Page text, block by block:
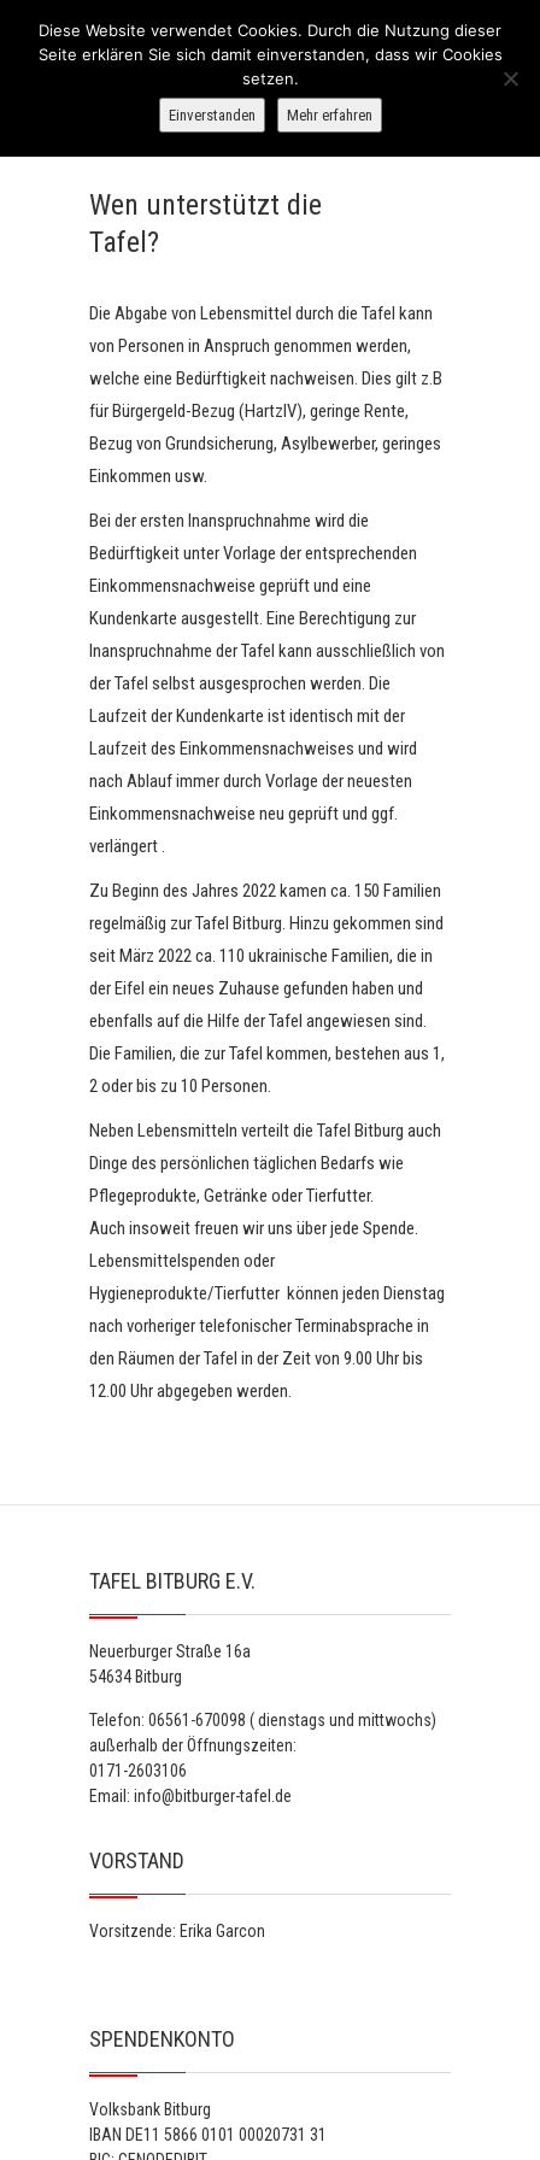
Tafel
Bitburg
Wen unterstützt die
Tafel?
Die Abgabe von Lebensmittel durch die Tafel kann
von Personen in Anspruch genommen werden,
welche eine Bedürftigkeit nachweisen. Dies gilt z.B
für Bürgergeld-Bezug (HartzIV), geringe Rente,
Bezug von Grundsicherung, Asylbewerber, geringes
Einkommen usw.
Bei der ersten Inanspruchnahme wird die
Bedürftigkeit unter Vorlage der entsprechenden
Einkommensnachweise geprüft und eine
Kundenkarte ausgestellt. Eine Berechtigung zur
Inanspruchnahme der Tafel kann ausschließlich von
der Tafel selbst ausgesprochen werden. Die
Laufzeit der Kundenkarte ist identisch mit der
Laufzeit des Einkommensnachweises und wird
nach Ablauf immer durch Vorlage der neuesten
Einkommensnachweise neu geprüft und ggf.
verlängert .
Zu Beginn des Jahres 2022 kamen ca. 150 Familien
regelmäßig zur Tafel Bitburg. Hinzu gekommen sind
seit März 2022 ca. 110 ukrainische Familien, die in
der Eifel ein neues Zuhause gefunden haben und
ebenfalls auf die Hilfe der Tafel angewiesen sind.
Die Familien, die zur Tafel kommen, bestehen aus 1,
2 oder bis zu 10 Personen.
Neben Lebensmitteln verteilt die Tafel Bitburg auch
Dinge des persönlichen täglichen Bedarfs wie
Pflegeprodukte, Getränke oder Tierfutter.
Auch insoweit freuen wir uns über jede Spende.
Lebensmittelspenden oder
Hygieneprodukte/Tierfutter können jeden Dienstag
nach vorheriger telefonischer Terminabsprache in
den Räumen der Tafel in der Zeit von 9.00 Uhr bis
12.00 Uhr abgegeben werden.
TAFEL BITBURG E.V.
Neuerburger Straße 16a
54634 Bitburg
Telefon: 06561-670098 ( dienstags und mittwochs)
außerhalb der Öffnungszeiten:
0171-2603106
Email: info@bitburger-tafel.de
VORSTAND
Vorsitzende: Erika Garcon
SPENDENKONTO
Volksbank Bitburg
IBAN DE11 5866 0101 00020731 31
Diese Website verwendet Cookies. Durch die Nutzung dieser
Seite erklären Sie sich damit einverstanden, dass wir Cookies
setzen.
Einverstanden Mehr erfahren